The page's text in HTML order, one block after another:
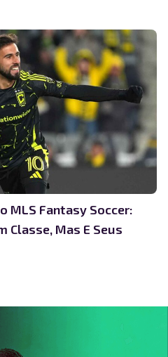
MLS Fantasy Soccer:
Classe, Mas E Seus